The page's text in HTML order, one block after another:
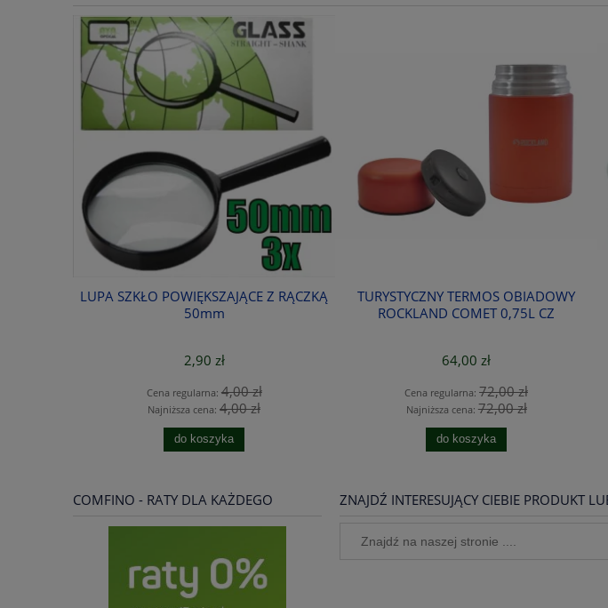
LUPA SZKŁO POWIĘKSZAJĄCE Z RĄCZKĄ
50mm
2,90 zł
Cena regularna: 4,00 zł
Najniższa cena: 4,00 zł
do koszyka
TURYSTYCZNY TERMOS OBIADOWY
ROCKLAND COMET 0,75L CZ
64,00 zł
Cena regularna: 72,00 zł
Najniższa cena: 72,00 zł
do koszyka
COMFINO - RATY DLA KAŻDEGO ZNAJDŹ INTERESUJĄCY CIEBIE PRODUKT